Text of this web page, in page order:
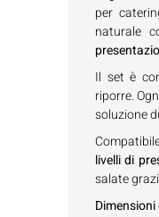
per
naturale
Il set è
riporre.
soluzione
livelli di
salate